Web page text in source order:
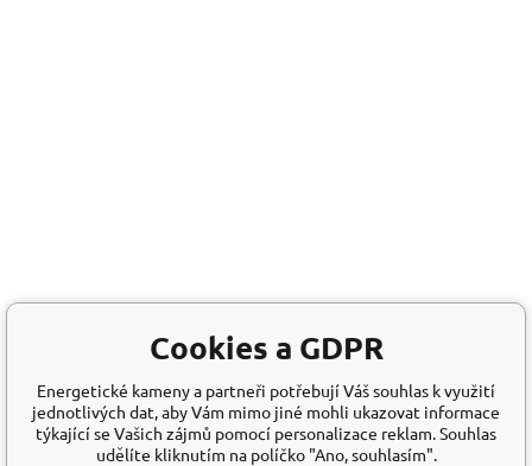
Cookies a GDPR
Energetické kameny a partneři potřebují Váš souhlas k využití
jednotlivých dat, aby Vám mimo jiné mohli ukazovat informace
týkající se Vašich zájmů pomocí personalizace reklam. Souhlas
udělíte kliknutím na políčko "Ano, souhlasím".